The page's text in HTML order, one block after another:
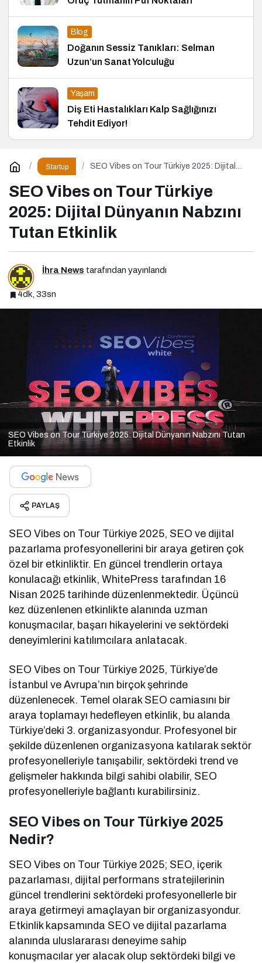
Blog
Doğanın Sessiz Tanıkları: Selman
Uzun’un Sanat Yolculuğu
Yaşam
Diş Eti Hastalıkları Kalp Sağlığınızı
Tehdit Ediyor!
Startup
SEO Vibes on Tour Türkiye 2025: Dijital
SEO Vibes on Tour Türkiye
2025: Dijital Dünyanın Nabzını
Tutan Etkinlik
İhra News tarafından yayınlandı
4dk, 33sn
SEO Vibes on Tour Türkiye 2025: Dijital Dünyanın Nabzını Tutan
Etkinlik
PAYLAŞ
SEO Vibes on Tour Türkiye 2025, SEO ve dijital
pazarlama profesyonellerini bir araya getiren çok
özel bir etkinliktir. En güncel trendlerin ortaya
konulacağı etkinlik, WhitePress tarafından 16
Nisan 2025 tarihinde düzenlenmektedir. Üçüncü
kez düzenlenen etkinlikte alanında uzman
konuşmacılar, başarı hikayelerini ve sektördeki
deneyimlerini katılımcılara anlatacak.
SEO Vibes on Tour Türkiye 2025, Türkiye’de
İstanbul ve Avrupa’nın birçok şehrinde
düzenlenecek. Temel olarak SEO camiasını bir
araya toplamayı hedefleyen etkinlik, bu alanda
Türkiye’deki 3. organizasyondur. Profesyonel bir
şekilde düzenlenen organizasyona katılarak sektör
profesyonelleriyle tanışabilir, sektördeki trend ve
gelişmeler hakkında bilgi sahibi olabilir, SEO
profesyonelleriyle bağlantı kurabilirsiniz.
SEO Vibes on Tour Türkiye 2025
Nedir?
SEO Vibes on Tour Türkiye 2025; SEO, içerik
pazarlaması, dijital performans stratejilerinin
güncel trendlerini sektördeki profesyonellerle bir
araya getirmeyi amaçlayan bir organizasyondur.
Etkinlik kapsamında SEO ve dijital pazarlama
alanında uluslararası deneyime sahip
konuşmacılar yer alacak olup sektördeki bilgi ve